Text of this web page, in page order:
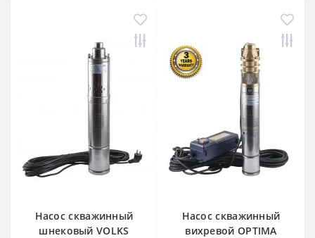
Насос скважинный
шнековый VOLKS
Насос скважинный
вихревой OPTIMA